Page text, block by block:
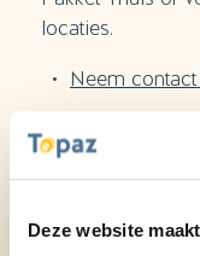
Deze website
locaties.
Neem